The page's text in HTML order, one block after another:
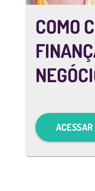
COMO
ACESSAR